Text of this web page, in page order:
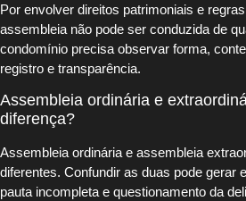
Por envolver direitos patrimoniais e
assembleia não pode ser conduzida de
condomínio precisa observar forma,
registro e transparência.
Assembleia ordinária e
diferença?
Assembleia ordinária e assembleia
diferentes. Confundir as duas pode gerar
pauta incompleta e questionamento da